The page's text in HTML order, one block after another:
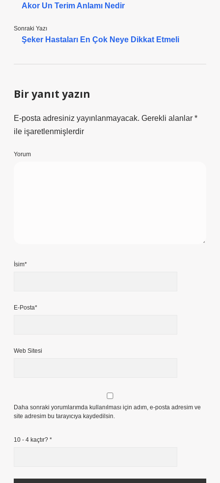
Akor Un Terim Anlamı Nedir
Sonraki Yazı
Şeker Hastaları En Çok Neye Dikkat Etmeli
Bir yanıt yazın
E-posta adresiniz yayınlanmayacak. Gerekli alanlar *
ile işaretlenmişlerdir
Yorum
İsim*
E-Posta*
Web Sitesi
Daha sonraki yorumlarımda kullanılması için adım, e-posta adresim ve
site adresim bu tarayıcıya kaydedilsin.
10 - 4 kaçtır? *